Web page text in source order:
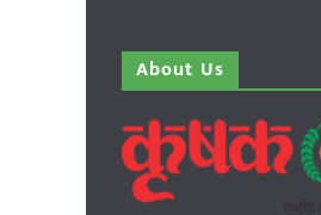
About Us